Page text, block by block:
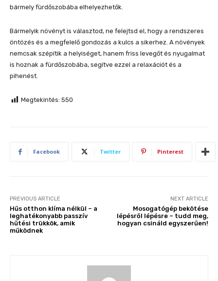
bármely fürdőszobába elhelyezhetők.
Bármelyik növényt is választod, ne felejtsd el, hogy a rendszeres
öntözés és a megfelelő gondozás a kulcs a sikerhez. A növények
nemcsak szépítik a helyiséget, hanem friss levegőt és nyugalmat
is hoznak a fürdőszobába, segítve ezzel a relaxációt és a
pihenést.
Megtekintés: 550
Facebook Twitter Pinterest
PREVIOUS ARTICLE
Hűs otthon klíma nélkül – a
leghatékonyabb passzív
hűtési trükkök, amik
működnek
NEXT ARTICLE
Mosogatógép bekötése
lépésről lépésre – tudd meg,
hogyan csináld egyszerűen!